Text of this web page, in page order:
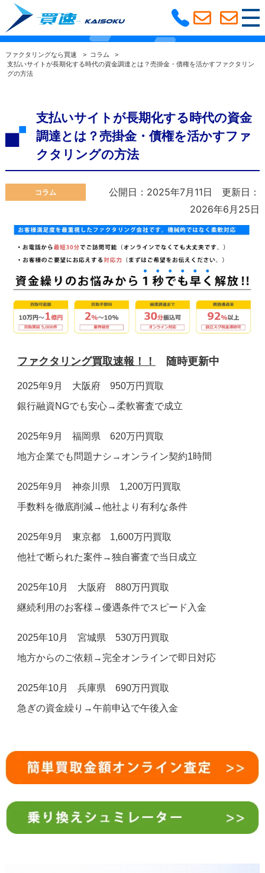
ファクタリングコラム サービス紹介
大阪支社
お電話でのお問合せ
0120-160-128
メールでのお問合せ
お問い合わせフォーム ＞
ファクタリングコラム
ファクタリングなら買速 > コラム
>
支払いサイトが長期化する時代の資金調達とは？売掛金・債権を活かすファクタリン
グの方法
支払いサイトが長期化する時代の資金
調達とは？売掛金・債権を活かすファ
クタリングの方法
コラム 公開日：2025年7月11日
更新日：
2026年6月25日
ファクタリング買取速報！！ 随時更新中
2025年9月 大阪府 950万円買取
銀行融資NGでも安心→柔軟審査で成立
2025年9月 福岡県 620万円買取
地方企業でも問題ナシ→オンライン契約1時間
2025年9月 神奈川県 1,200万円買取
手数料を徹底削減→他社より有利な条件
2025年9月 東京都 1,600万円買取
他社で断られた案件→独自審査で当日成立
2025年10月 大阪府 880万円買取
継続利用のお客様→優遇条件でスピード入金
2025年10月 宮城県 530万円買取
地方からのご依頼→完全オンラインで即日対応
2025年10月 兵庫県 690万円買取
急ぎの資金繰り→午前申込で午後入金